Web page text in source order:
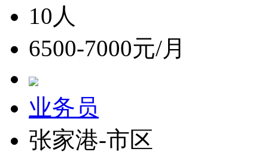
10人
6500-7000元/月
业务员
张家港-市区